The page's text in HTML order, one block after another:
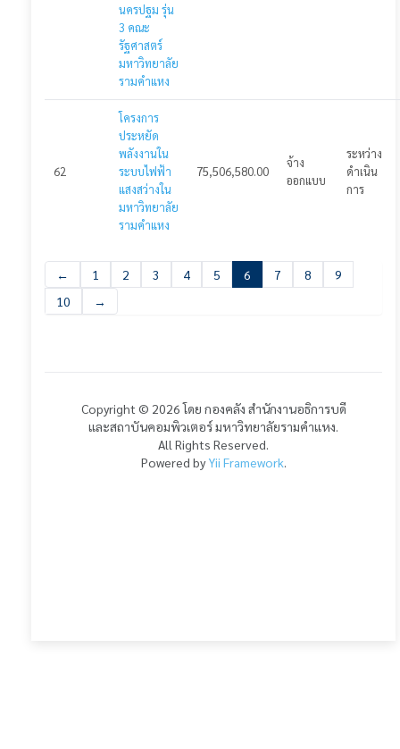
นครปฐม รุ่น
3 คณะ
รัฐศาสตร์
มหาวิทยาลัย
รามคำแหง
62
โครงการ
ประหยัด
พลังงานใน
ระบบไฟฟ้า
แสงสว่างใน
มหาวิทยาลัย
รามคำแหง
75,506,580.00
จ้าง
ออกแบบ
ระหว่าง
ดำเนิน
การ
← 1 2 3 4 5 6 7 8
9
10
→
Copyright © 2026 โดย กองคลัง สำนักงานอธิการบดี
และสถาบันคอมพิวเตอร์ มหาวิทยาลัยรามคำแหง.
All Rights Reserved.
Powered byYii Framework.